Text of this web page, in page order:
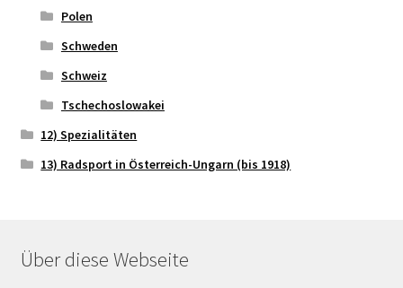
Polen
Schweden
Schweiz
Tschechoslowakei
12) Spezialitäten
13) Radsport in Österreich-Ungarn (bis 1918)
Über diese Webseite